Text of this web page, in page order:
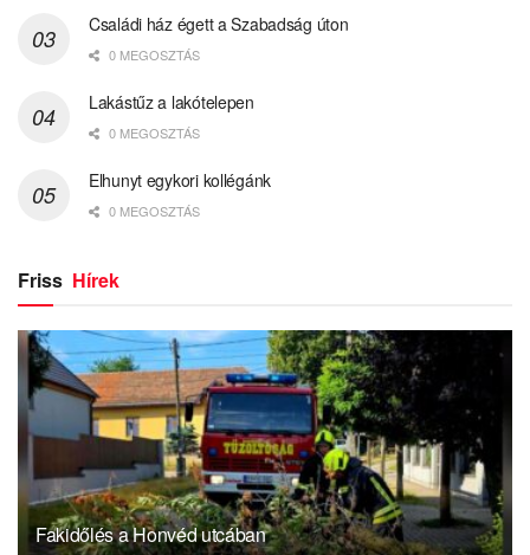
Családi ház égett a Szabadság úton
0 MEGOSZTÁS
Lakástűz a lakótelepen
0 MEGOSZTÁS
Elhunyt egykori kollégánk
0 MEGOSZTÁS
Friss Hírek
Fakidőlés a Honvéd utcában